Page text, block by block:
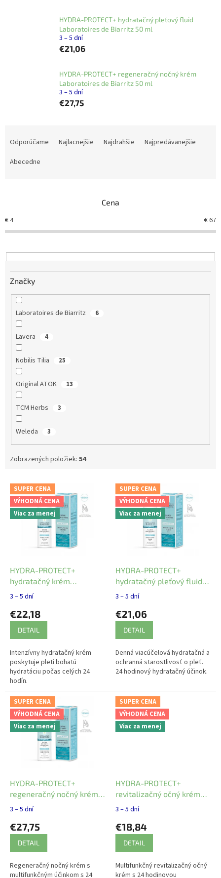
HYDRA-PROTECT+ hydratačný pleťový fluid
Laboratoires de Biarritz 50 ml
3 – 5 dní
€21,06
HYDRA-PROTECT+ regeneračný nočný krém
Laboratoires de Biarritz 50 ml
3 – 5 dní
€27,75
r
o
u
k
Odporúčame Najlacnejšie Najdrahšie
Najpredávanejšie
Abecedne
Cena
€4 €67
Značky
Laboratoires de Biarritz 6
Lavera 4
Nobilis Tilia 25
Original ATOK 13
TCM Herbs 3
Weleda 3
Zobrazených položiek: 54
V
p
SUPER CENA
VÝHODNÁ CENA
Viac za menej
HYDRA-PROTECT+
hydratačný krém
Laboratoires de Biarritz 50
3 – 5 dní
€22,18
DETAIL
Intenzívny hydratačný krém
poskytuje pleti bohatú
hydratáciu počas celých 24
hodín.
SUPER CENA
VÝHODNÁ CENA
Viac za menej
HYDRA-PROTECT+
hydratačný pleťový fluid
Laboratoires de Biarritz 50
3 – 5 dní
€21,06
DETAIL
Denná viacúčelová hydratačná a
ochranná starostlivosť o pleť.
24 hodinový hydratačný účinok.
SUPER CENA
VÝHODNÁ CENA
Viac za menej
HYDRA-PROTECT+
regeneračný nočný krém
Laboratoires de Biarritz 50
3 – 5 dní
€27,75
DETAIL
Regeneračný nočný krém s
multifunkčným účinkom s 24
SUPER CENA
VÝHODNÁ CENA
Viac za menej
HYDRA-PROTECT+
revitalizačný očný krém
Laboratoires de Biarritz 15
3 – 5 dní
€18,84
DETAIL
Multifunkčný revitalizačný očný
krém s 24 hodinovou